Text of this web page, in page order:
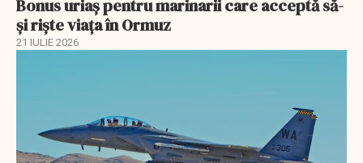
Bonus uriaș pentru marinarii care acceptă să-
și riște viața în Ormuz
21 IULIE 2026